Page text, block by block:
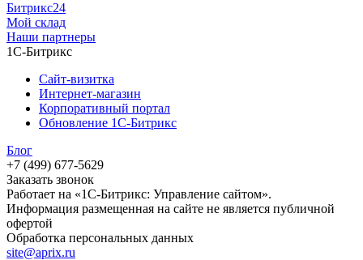
Битрикс24
Мой склад
Наши партнеры
1С-Битрикс
Сайт-визитка
Интернет-магазин
Корпоративный портал
Обновление 1С-Битрикс
Блог
+7 (499) 677-5629
Заказать звонок
Работает на «1С-Битрикс: Управление сайтом».
Информация размещенная на сайте не является публичной
офертой
Обработка персональных данных
site@aprix.ru